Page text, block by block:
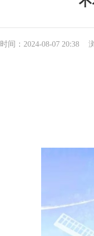
时间：2024-08-07 20:38